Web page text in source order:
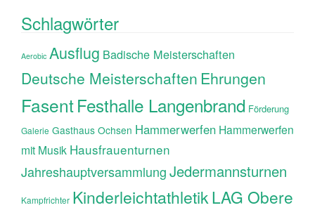
Schlagwörter
Aerobic Ausflug Badische Meisterschaften
Deutsche Meisterschaften Ehrungen
FasentFesthalle Langenbrand Förderung
Galerie Gasthaus Ochsen Hammerwerfen Hammerwerfen
mit Musik Hausfrauenturnen
JahreshauptversammlungJedermannsturnen
Kampfrichter KinderleichtathletikLAG Obere